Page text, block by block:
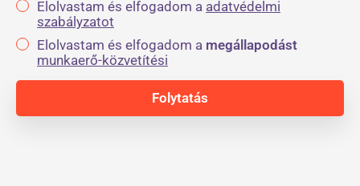
Elolvastam és elfogadom a adatvédelmi
szabályzatot
Elolvastam és elfogadom a megállapodást
munkaerő-közvetítési